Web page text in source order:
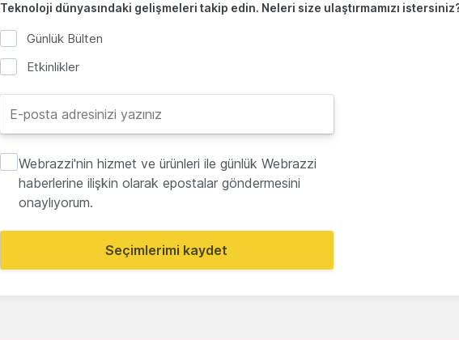
Teknoloji dünyasındaki gelişmeleri takip edin. Neleri size ulaştırmamızı
Günlük Bülten
Etkinlikler
Webrazzi'nin hizmet ve ürünleri ile günlük Webrazzi
haberlerine ilişkin olarak epostalar göndermesini
onaylıyorum.
Seçimlerimi kaydet